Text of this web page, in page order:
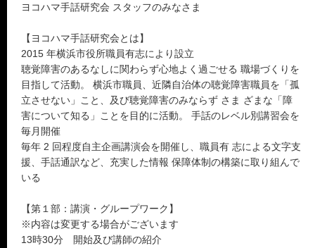
ヨコハマ手話研究会 スタッフのみなさま
【ヨコハマ手話研究会とは】
2015 年横浜市役所職員有志により設立
聴覚障害のあるなしに関わらず心地よく過ごせる 職場づくりを
目指して活動。 横浜市職員、近隣自治体の聴覚障害職員を「孤
立させない」こと、及び聴覚障害のみならず さま ざまな「障
害について知る」ことを目的に活動。 手話のレベル別講習会を
毎月開催
毎年 2 回程度自主企画講演会を開催し、職員有 志による文字支
援、手話通訳など、充実した情報 保障体制の構築に取り組んで
いる
【第１部：講演・グループワーク】
※内容は変更する場合がございます
13時30分 開始及び講師の紹介